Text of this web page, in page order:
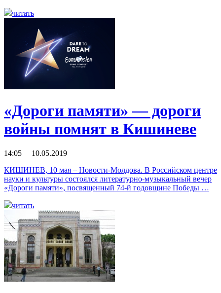
читать
«Дороги памяти» — дороги
войны помнят в Кишиневе
14:05 10.05.2019
КИШИНЕВ, 10 мая – Новости-Молдова. В Российском центре
науки и культуры состоялся литературно-музыкальный вечер
«Дороги памяти», посвященный 74-й годовщине Победы …
читать